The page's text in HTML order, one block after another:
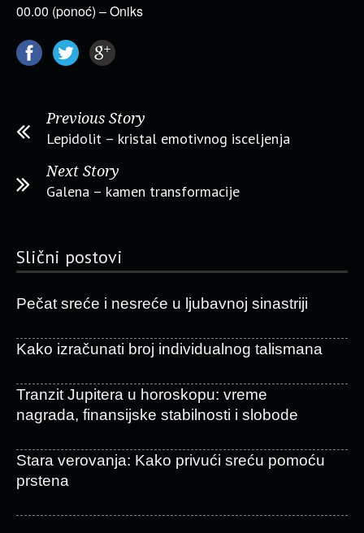
00.00 (ponoć) – Oniks
Previous Story
Lepidolit – kristal emotivnog isceljenja
Next Story
Galena – kamen transformacije
Slični postovi
Pečat sreće i nesreće u ljubavnoj sinastriji
Kako izračunati broj individualnog talismana
Tranzit Jupitera u horoskopu: vreme
nagrada, finansijske stabilnosti i slobode
Stara verovanja: Kako privući sreću pomoću
prstena